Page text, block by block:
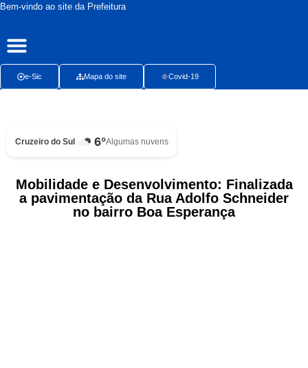
Bem-vindo ao site da Prefeitura
e-Sic Mapa do site Covid-19
Cruzeiro do Sul 6°Algumas nuvens
Mobilidade e Desenvolvimento: Finalizada
a pavimentação da Rua Adolfo Schneider
no bairro Boa Esperança